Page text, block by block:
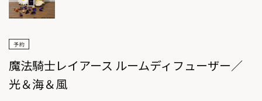
魔法騎士レイアース ルームディフューザー／
光＆海＆風